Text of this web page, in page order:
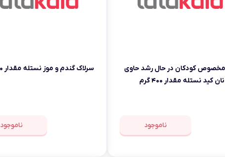
کودکان در حال رشد حاوی
کید نستله مقدار ۴۰۰ گرم
ناموجود
سرلاک گندم و موز نستله مقدار ۴۰۰ گرم
ناموجود